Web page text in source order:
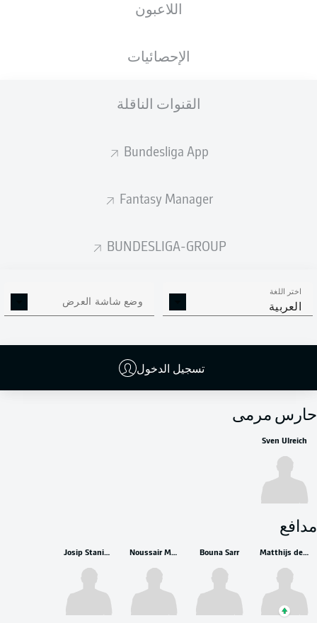
اللاعبون
الإحصائيات
القنوات الناقلة
Bundesliga App
Fantasy Manager
BUNDESLIGA-GROUP
اختر اللغة
العربية وضع شاشة العرض
تسجيل الدخول
Joshua Kimmich
Marcel Sabitzer
حارس مرمى
Sven Ulreich
مدافع
Matthijs de Ligt
Bouna Sarr
Noussair Mazraoui
Josip Stanišić